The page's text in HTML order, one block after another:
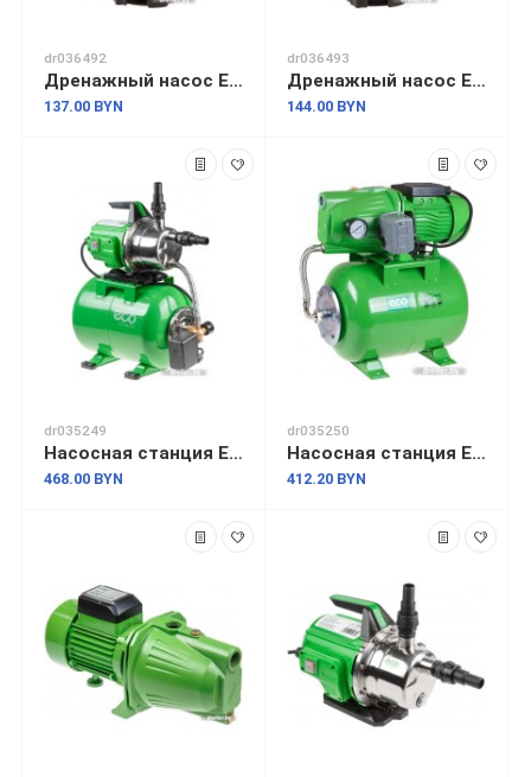
dr036492
Дренажный насос ECO DP-601
137.00 BYN
dr036493
Дренажный насос ECO DP-753
144.00 BYN
dr035249
Насосная станция ECO GFI-1203
468.00 BYN
dr035250
Насосная станция ECO GFI-904
412.20 BYN